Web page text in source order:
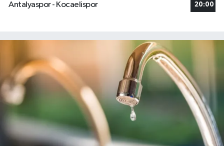
Antalyaspor - Kocaelispor 20:00